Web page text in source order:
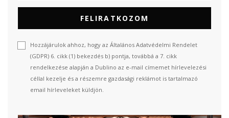
FELIRATKOZOM
Hozzájárulok ahhoz, hogy az Általános Adatvédelmi Rendelet
(GDPR) 6. cikk (1) bekezdés b) pontja, továbbá a 7. cikk
rendelkezése alapján a Dublino az e-mail címemet hírlevelezési
céllal kezelje és a részemre gazdasági reklámot is tartalmazó
email hírleveleket küldjön.